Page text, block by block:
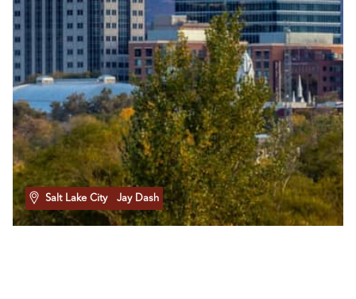
Salt Lake City Jay Dash